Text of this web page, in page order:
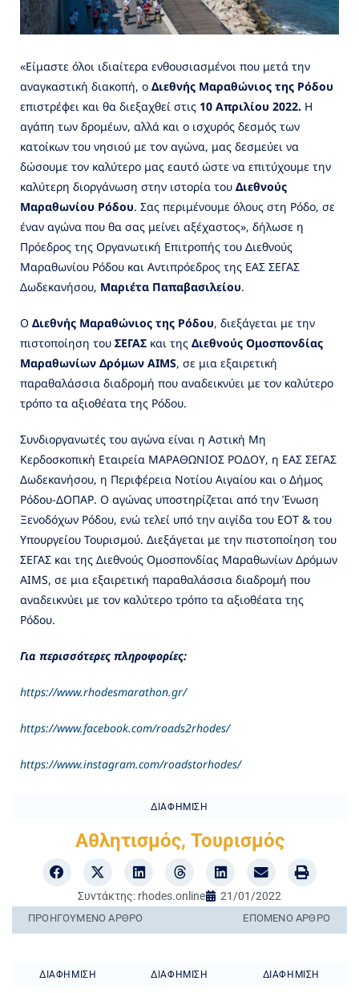
«Είμαστε όλοι ιδιαίτερα ενθουσιασμένοι που μετά την
αναγκαστική διακοπή, ο Διεθνής Μαραθώνιος της Ρόδου
επιστρέφει και θα διεξαχθεί στις 10 Απριλίου 2022. Η
αγάπη των δρομέων, αλλά και ο ισχυρός δεσμός των
κατοίκων του νησιού με τον αγώνα, μας δεσμεύει να
δώσουμε τον καλύτερο μας εαυτό ώστε να επιτύχουμε την
καλύτερη διοργάνωση στην ιστορία του Διεθνούς
Μαραθωνίου Ρόδου. Σας περιμένουμε όλους στη Ρόδο, σε
έναν αγώνα που θα σας μείνει αξέχαστος», δήλωσε η
Πρόεδρος της Οργανωτική Επιτροπής του Διεθνούς
Μαραθωνίου Ρόδου και Αντιπρόεδρος της ΕΑΣ ΣΕΓΑΣ
Δωδεκανήσου, Μαριέτα Παπαβασιλείου.
Ο Διεθνής Μαραθώνιος της Ρόδου, διεξάγεται με την
πιστοποίηση του ΣΕΓΑΣ και της Διεθνούς Ομοσπονδίας
Μαραθωνίων Δρόμων AIMS, σε μια εξαιρετική
παραθαλάσσια διαδρομή που αναδεικνύει με τον καλύτερο
τρόπο τα αξιοθέατα της Ρόδου.
Συνδιοργανωτές του αγώνα είναι η Αστική Μη
Κερδοσκοπική Εταιρεία ΜΑΡΑΘΩΝΙΟΣ ΡΟΔΟΥ, η ΕΑΣ ΣΕΓΑΣ
Δωδεκανήσου, η Περιφέρεια Νοτίου Αιγαίου και ο Δήμος
Ρόδου-ΔΟΠΑΡ. O αγώνας υποστηρίζεται από την Ένωση
Ξενοδόχων Ρόδου, ενώ τελεί υπό την αιγίδα του ΕΟΤ & του
Υπουργείου Τουρισμού. Διεξάγεται με την πιστοποίηση του
ΣΕΓΑΣ και της Διεθνούς Ομοσπονδίας Μαραθωνίων Δρόμων
AIMS, σε μια εξαιρετική παραθαλάσσια διαδρομή που
αναδεικνύει με τον καλύτερο τρόπο τα αξιοθέατα της
Ρόδου.
Για περισσότερες πληροφορίες:
https://www.rhodesmarathon.gr/
https://www.facebook.com/roads2rhodes/
https://www.instagram.com/roadstorhodes/
ΔΙΑΦΉΜΙΣΗ
Αθλητισμός, Τουρισμός
Συντάκτης: rhodes.online 21/01/2022
ΠΡΟΗΓΟΎΜΕΝO ΆΡΘΡΟ ΕΠΌΜΕΝΟ ΆΡΘΡΟ
ΔΙΑΦΉΜΙΣΗ ΔΙΑΦΉΜΙΣΗ ΔΙΑΦΉΜΙΣΗ